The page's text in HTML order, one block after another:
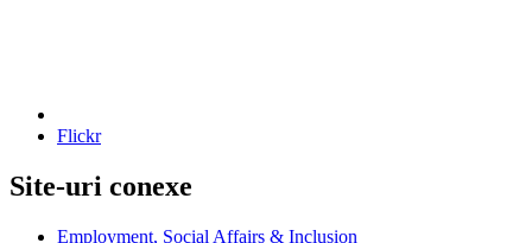
Flickr
Site-uri conexe
Employment, Social Affairs & Inclusion